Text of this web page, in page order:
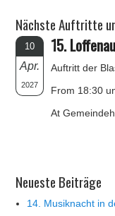
Nächste Auftritte
10
Apr.
2027
15.
Auftritt der
From 18:30
At
Neueste Beiträge
14. Musiknacht in